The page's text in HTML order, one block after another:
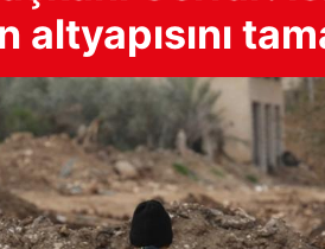
altyapısını